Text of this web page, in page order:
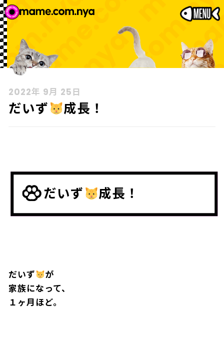
2022年 9月 25日
だいず 成長！
だいず 成長！
だいず
が
家族になって、
１ヶ月ほど。